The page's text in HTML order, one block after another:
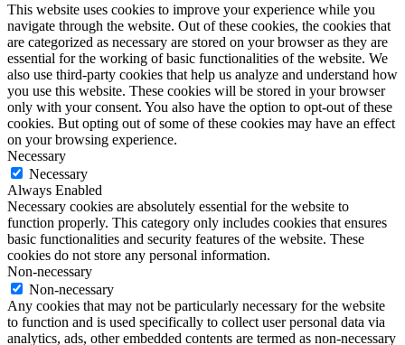
This website uses cookies to improve your experience while you
navigate through the website. Out of these cookies, the cookies that
are categorized as necessary are stored on your browser as they are
essential for the working of basic functionalities of the website. We
also use third-party cookies that help us analyze and understand how
you use this website. These cookies will be stored in your browser
only with your consent. You also have the option to opt-out of these
cookies. But opting out of some of these cookies may have an effect
on your browsing experience.
Necessary
Necessary
Always Enabled
Necessary cookies are absolutely essential for the website to
function properly. This category only includes cookies that ensures
basic functionalities and security features of the website. These
cookies do not store any personal information.
Non-necessary
Non-necessary
Any cookies that may not be particularly necessary for the website
to function and is used specifically to collect user personal data via
analytics, ads, other embedded contents are termed as non-necessary